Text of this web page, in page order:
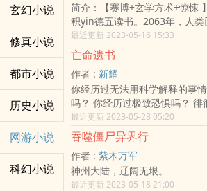
玄幻小说
修真小说
都市小说
历史小说
网游小说
科幻小说
简介：【赛博+玄学方术+惊悚
积yin德五读书。2063年，人
秦朔偶得玄术奇书，在这科技
辉煌……
最近更新 2023-05-16 15:33
亡命遗书
作者 : 新耀
你经历过无法用科学解释的事情吗？ 你感受
吗？ 你经历过极致恐惧吗？ 徘徊在生与死的jiao叉路
kou，你会想到些什么？ 你是否看到过猫的尸ti？ 快
跑！！！！ 它们正在注视着你！ “永远不要打开这本充
满污秽的书，永远，并且切记
tou！”她缓缓转过了shen子。
子........
最近更新 2023-05-28 05:20
吞噬僵尸异界行
作者 : 紫木万军
神州大陆，辽阔无垠。
最近更新 2023-05-18 21:00